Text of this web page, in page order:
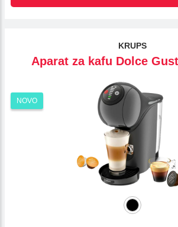
KRUPS
Aparat za kafu Dolce
NOVO